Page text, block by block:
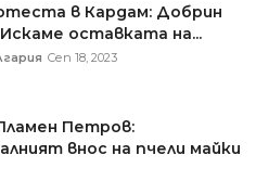
в Кардам: Добрин
оставката на...
Сеп 18, 2023
Петров:
внос на пчели майки